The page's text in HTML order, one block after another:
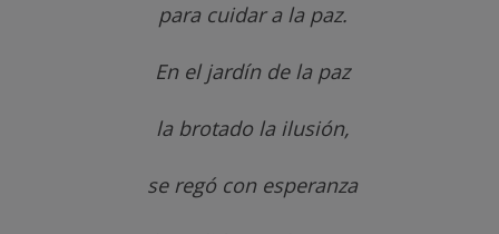
para cuidar a la paz.
En el jardín de la paz
la brotado la ilusión,
se regó con esperanza